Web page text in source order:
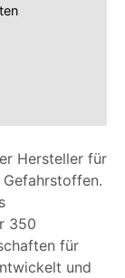
Hersteller für
350
für
und